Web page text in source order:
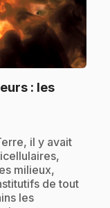
: les
il y avait
milieux,
de tout
les